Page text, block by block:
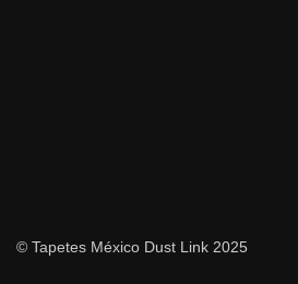
© Tapetes México Dust Link 2025